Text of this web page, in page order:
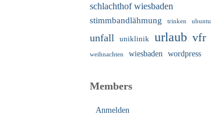
schlachthof wiesbaden
stimmbandlähmung trinken ubuntu
unfall uniklinik urlaub vfr
weihnachten wiesbaden wordpress
Members
Anmelden